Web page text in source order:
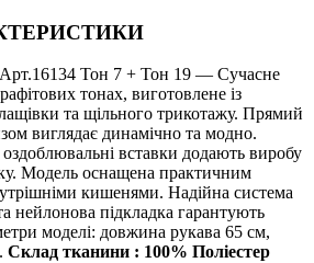
Тон 7 + Тон 19 — Сучасне
тонах, виготовлене із
та щільного трикотажу. Прямий
виглядає динамічно та модно.
вставки додають виробу
Модель оснащена практичним
кишенями. Надійна система
нейлонова підкладка гарантують
моделі: довжина рукава 65 см,
Склад тканини : 100% Поліестер